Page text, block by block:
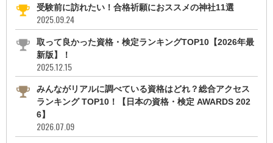
受験前に訪れたい！合格祈願におススメの神社11選
2025.09.24
取って良かった資格・検定ランキングTOP10【2026年最
新版】！
2025.12.15
みんながリアルに調べている資格はどれ？総合アクセス
ランキング TOP10！【日本の資格・検定 AWARDS 202
6】
2026.07.09